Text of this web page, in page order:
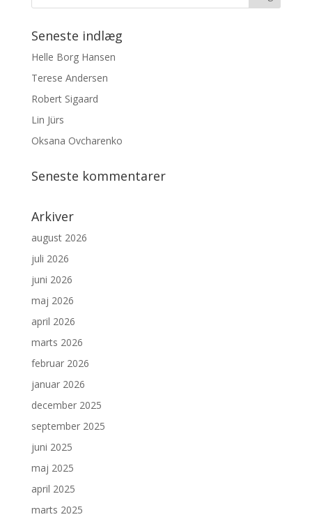
Seneste indlæg
Helle Borg Hansen
Terese Andersen
Robert Sigaard
Lin Jürs
Oksana Ovcharenko
Seneste kommentarer
Arkiver
august 2026
juli 2026
juni 2026
maj 2026
april 2026
marts 2026
februar 2026
januar 2026
december 2025
september 2025
juni 2025
maj 2025
april 2025
marts 2025